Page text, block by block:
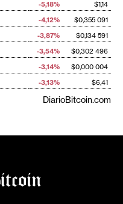
-5,18%
$1,14
-4,12%
$0,355 091
-3,87%
$0,134 591
-3,54%
$0,302 496
-3,14%
$0,000 004
-3,13% $6,41
DiarioBitcoin.com